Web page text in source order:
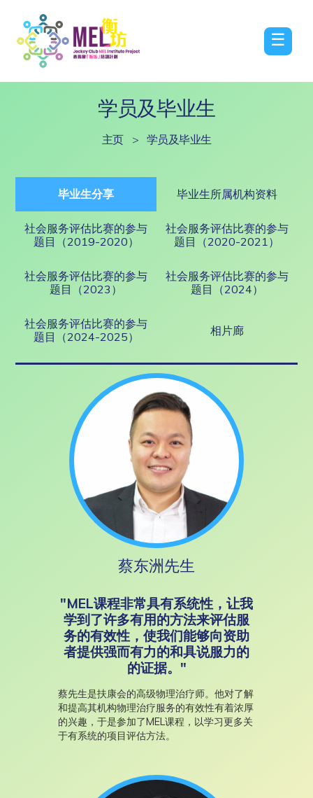
☰
学员及毕业生
主页 > 学员及毕业生
毕业生分享 毕业生所属机构资料
社会服务评估比赛的参与
题目（2019-2020）
社会服务评估比赛的参与
题目（2020-2021）
社会服务评估比赛的参与
题目（2023）
社会服务评估比赛的参与
题目（2024）
社会服务评估比赛的参与
题目（2024-2025）
相片廊
蔡东洲先生
"MEL课程非常具有系统性，让我
学到了许多有用的方法来评估服
务的有效性，使我们能够向资助
者提供强而有力的和具说服力的
的证据。"
蔡先生是扶康会的高级物理治疗师。他对了解
和提高其机构物理治疗服务的有效性有着浓厚
的兴趣，于是参加了MEL课程，以学习更多关
于有系统的项目评估方法。